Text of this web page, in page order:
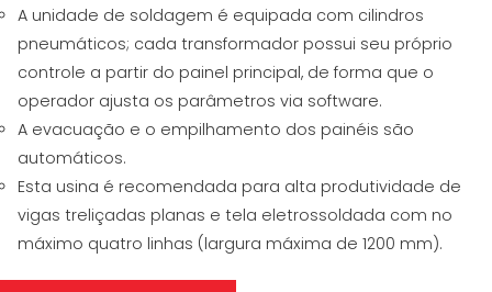
A unidade de soldagem é equipada com cilindros
pneumáticos; cada transformador possui seu próprio
controle a partir do painel principal, de forma que o
operador ajusta os parâmetros via software.
A evacuação e o empilhamento dos painéis são
automáticos.
Esta usina é recomendada para alta produtividade de
vigas treliçadas planas e tela eletrossoldada com no
máximo quatro linhas (largura máxima de 1200 mm).